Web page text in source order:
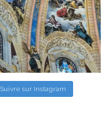
Suivre sur Instagram